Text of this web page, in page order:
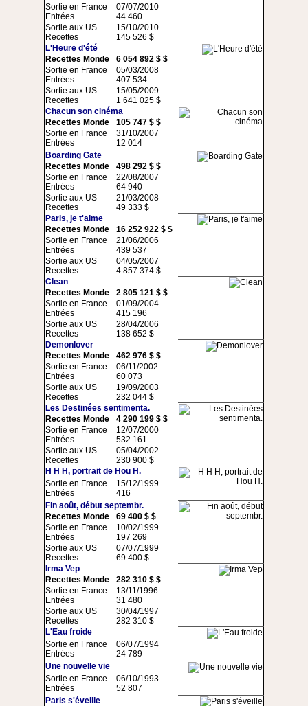
Sortie en France
Entrées
07/07/2010
44 460
Sortie aux US
Recettes
15/10/2010
145 526 $
L'Heure d'été
Recettes Monde
6 054 892 $ $
Sortie en France
Entrées
05/03/2008
407 534
Sortie aux US
Recettes
15/05/2009
1 641 025 $
Chacun son cinéma
Recettes Monde
105 747 $ $
Sortie en France
Entrées
31/10/2007
12 014
Boarding Gate
Recettes Monde
498 292 $ $
Sortie en France
Entrées
22/08/2007
64 940
Sortie aux US
Recettes
21/03/2008
49 333 $
Paris, je t'aime
Recettes Monde
16 252 922 $ $
Sortie en France
Entrées
21/06/2006
439 537
Sortie aux US
Recettes
04/05/2007
4 857 374 $
Clean
Recettes Monde
2 805 121 $ $
Sortie en France
Entrées
01/09/2004
415 196
Sortie aux US
Recettes
28/04/2006
138 652 $
Demonlover
Recettes Monde
462 976 $ $
Sortie en France
Entrées
06/11/2002
60 073
Sortie aux US
Recettes
19/09/2003
232 044 $
Les Destinées sentimenta.
Recettes Monde
4 290 199 $ $
Sortie en France
Entrées
12/07/2000
532 161
Sortie aux US
Recettes
05/04/2002
230 900 $
H H H, portrait de Hou H.
Sortie en France
Entrées
15/12/1999
416
Fin août, début septembr.
Recettes Monde
69 400 $ $
Sortie en France
Entrées
10/02/1999
197 269
Sortie aux US
Recettes
07/07/1999
69 400 $
Irma Vep
Recettes Monde
282 310 $ $
Sortie en France
Entrées
13/11/1996
31 480
Sortie aux US
Recettes
30/04/1997
282 310 $
L'Eau froide
Sortie en France
Entrées
06/07/1994
24 789
Une nouvelle vie
Sortie en France
Entrées
06/10/1993
52 807
Paris s'éveille